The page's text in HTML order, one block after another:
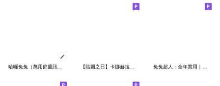
哈囉兔兔（萬用節慶訊息篇） 【貼圖之日】卡娜赫拉的Piske和Usagi貼圖 兔兔超人：全年實用｜客套心意｜好好說話呦